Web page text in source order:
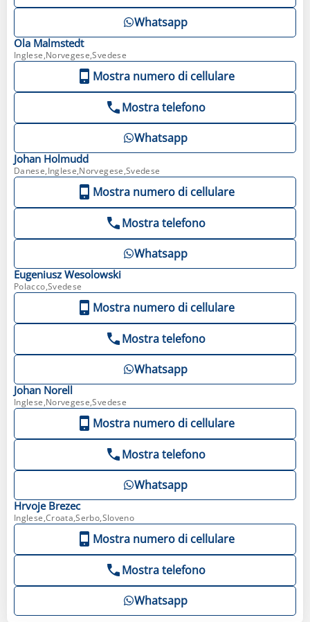
Whatsapp
Ola Malmstedt
Inglese,Norvegese,Svedese
Mostra numero di cellulare
Mostra telefono
Whatsapp
Johan Holmudd
Danese,Inglese,Norvegese,Svedese
Mostra numero di cellulare
Mostra telefono
Whatsapp
Eugeniusz Wesolowski
Polacco,Svedese
Mostra numero di cellulare
Mostra telefono
Whatsapp
Johan Norell
Inglese,Norvegese,Svedese
Mostra numero di cellulare
Mostra telefono
Whatsapp
Hrvoje Brezec
Inglese,Croata,Serbo,Sloveno
Mostra numero di cellulare
Mostra telefono
Whatsapp